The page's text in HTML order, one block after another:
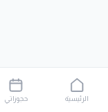
الرئيسية حجوزاتي